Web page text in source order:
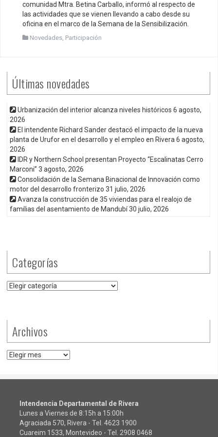
comunidad Mtra. Betina Carballo, informó al respecto de
las actividades que se vienen llevando a cabo desde su
oficina en el marco de la Semana de la Sensibilización.
Novedades, Participación
Últimas novedades
Urbanización del interior alcanza niveles históricos 6 agosto,
2026
El intendente Richard Sander destacó el impacto de la nueva
planta de Urufor en el desarrollo y el empleo en Rivera 6 agosto,
2026
IDR y Northern School presentan Proyecto “Escalinatas Cerro
Marconi” 3 agosto, 2026
Consolidación de la Semana Binacional de Innovación como
motor del desarrollo fronterizo 31 julio, 2026
Avanza la construcción de 35 viviendas para el realojo de
familias del asentamiento de Mandubí30 julio, 2026
Categorías
Categorías
Archivos
Archivos
Intendencia Departamental de Rivera
Lunes a Viernes de 8:15h a 15:00h
Agraciada 570, Rivera - Tel. 4623 1900
Cuareim 1533, Montevideo - Tel. 2908 0468